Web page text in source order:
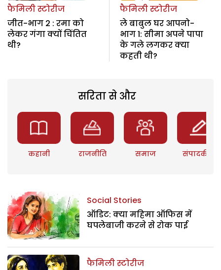
फैमिली स्टोरीज
जीत-भाग 2 : रमा को
लेकर गंगा क्यों चिंतित
थी?
फैमिली स्टोरीज
ले बाबुल घर आपनो-
भाग 1: सीमा अपने पापा
के गले लगकर क्या
कहती थी?
सरिता से और
कहानी राजनीति समाज संपादकीय
Social Stories
ऑडिट: क्या महिमा ऑफिस में
घपलेबाजी करने से रोक पाई
फैमिली स्टोरीज